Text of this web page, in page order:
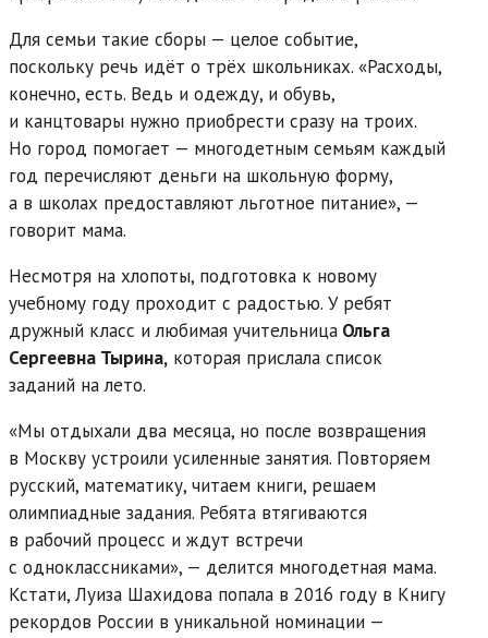
Для семьи такие сборы — целое событие,
поскольку речь идёт о трёх школьниках. «Расходы,
конечно, есть. Ведь и одежду, и обувь,
и канцтовары нужно приобрести сразу на троих.
Но город помогает — многодетным семьям каждый
год перечисляют деньги на школьную форму,
а в школах предоставляют льготное питание», —
говорит мама.
Несмотря на хлопоты, подготовка к новому
учебному году проходит с радостью. У ребят
дружный класс и любимая учительница Ольга
Сергеевна Тырина, которая прислала список
заданий на лето.
«Мы отдыхали два месяца, но после возвращения
в Москву устроили усиленные занятия. Повторяем
русский, математику, читаем книги, решаем
олимпиадные задания. Ребята втягиваются
в рабочий процесс и ждут встречи
с одноклассниками», — делится многодетная мама.
Кстати, Луиза Шахидова попала в 2016 году в Книгу
рекордов России в уникальной номинации —